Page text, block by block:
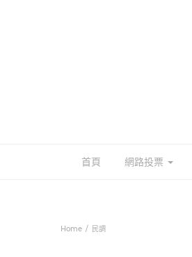
首頁 網路投票
Home 民調